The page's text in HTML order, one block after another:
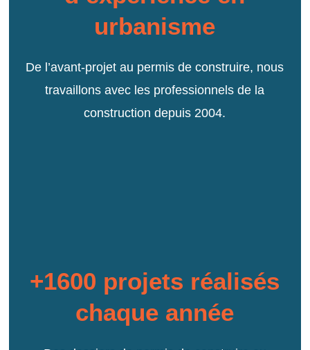
urbanisme
De l’avant-projet au permis de construire, nous
travaillons avec les professionnels de la
construction depuis 2004.
+1600 projets réalisés
chaque année